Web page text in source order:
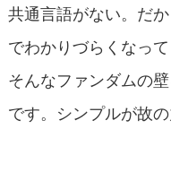
共通言語がない。だ
でわかりづらくなっ
そんなファンダムの
です。シンプルが故の